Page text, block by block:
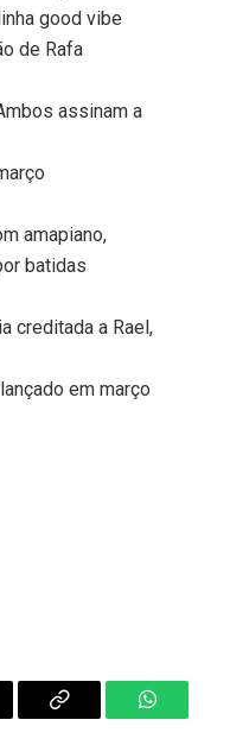
good vibe
de Rafa
assinam a
amapiano,
batidas
creditada a Rael,
em março
Copy
WhatsApp